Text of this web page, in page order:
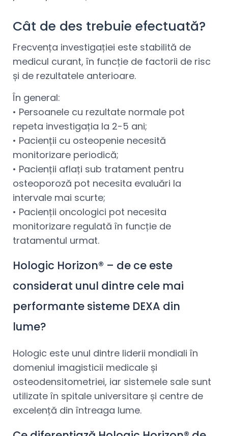
Cât de des trebuie efectuată?
Frecvența investigației este stabilită de
medicul curant, în funcție de factorii de risc
și de rezultatele anterioare.
În general:
• Persoanele cu rezultate normale pot
repeta investigația la 2-5 ani;
• Pacienții cu osteopenie necesită
monitorizare periodică;
• Pacienții aflați sub tratament pentru
osteoporoză pot necesita evaluări la
intervale mai scurte;
• Pacienții oncologici pot necesita
monitorizare regulată în funcție de
tratamentul urmat.
Hologic Horizon® – de ce este
considerat unul dintre cele mai
performante sisteme DEXA din
lume?
Hologic este unul dintre liderii mondiali în
domeniul imagisticii medicale și
osteodensitometriei, iar sistemele sale sunt
utilizate în spitale universitare și centre de
excelență din întreaga lume.